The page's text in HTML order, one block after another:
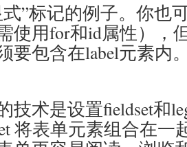
”标记的例子。你也
使用for和id属性），
要包含在label元素内
技术是设置fieldset和
将表单元素组合在一